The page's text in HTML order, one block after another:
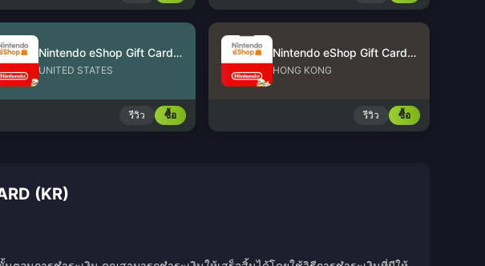
Nintendo eShop Gift Card (US)
UNITED STATES
รีวิว ซื้อ
Nintendo eShop Gift Card (HK)
HONG KONG
รีวิว ซื้อ
(KR)